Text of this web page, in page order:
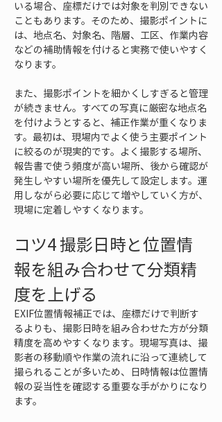
いる場合、座標だけでは対象を判別できない
こともあります。そのため、撮影ポイントに
は、地点名、対象名、階層、工区、作業内容
などの補助情報を付けると実務で使いやすく
なります。
また、撮影ポイントを細かくしすぎると管理
が続きません。すべての写真に厳密な地点名
を付けようとすると、補正作業が重くなりま
す。最初は、現場内でよく使う主要ポイント
に絞るのが現実的です。よく撮影する場所、
報告書で使う頻度が高い場所、後から確認が
発生しやすい場所を優先して設定します。運
用しながら必要に応じて増やしていく方が、
現場に定着しやすくなります。
コツ4 撮影日時と位置情
報を組み合わせて分類精
度を上げる
EXIF位置情報補正では、座標だけで判断す
るよりも、撮影日時を組み合わせた方が分類
精度を高めやすくなります。現場写真は、撮
影者の移動順や作業の流れに沿って連続して
撮られることが多いため、日時情報は位置情
報の妥当性を確認する重要な手がかりになり
ます。